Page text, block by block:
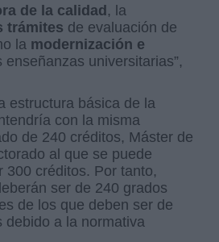
de la calidad, la
trámites de evaluación de
la modernización e
enseñanzas universitarias”,
estructura básica de la
con la misma
de 240 créditos, Máster de
al que se puede
300 créditos. Por tanto,
ser de 240 grados
de los que deben ser de
debido a la normativa